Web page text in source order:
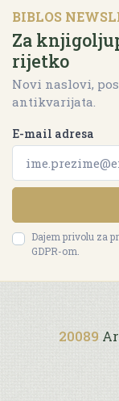
BIBLOS
Za
rijetko
Novi naslovi,
antikvarijata.
E-mail adresa
Dajem privolu za
GDPR-om.
20089